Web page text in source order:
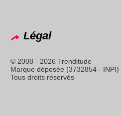
Légal
© 2008 - 2026 Trenditude
Marque déposée (3732854 - INPI)
Tous droits réservés